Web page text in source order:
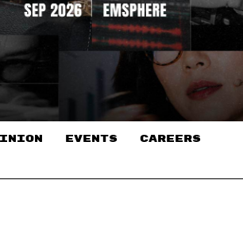
EVENTS CAREERS